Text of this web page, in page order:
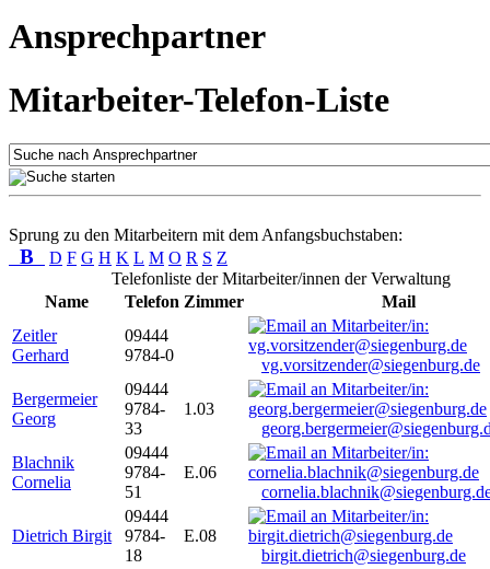
Ansprechpartner
Mitarbeiter-Telefon-Liste
Sprung zu den Mitarbeitern mit dem Anfangsbuchstaben:
B D F G H K L M O R S Z
Telefonliste der Mitarbeiter/innen der Verwaltung
Name
Telefon Zimmer
Mail
Zeitler
Gerhard
09444
9784-0
vg.vorsitzender@siegenburg.de
Bergermeier
Georg
09444
9784-
33
1.03
Blachnik
Cornelia
09444
9784-
51
E.06
Dietrich Birgit
09444
9784-
18
E.08
birgit.dietrich@siegenburg.de